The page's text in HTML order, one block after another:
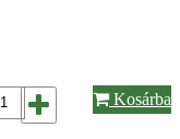
Kosárba